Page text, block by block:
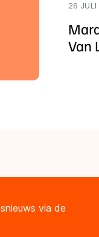
26
Van
via de